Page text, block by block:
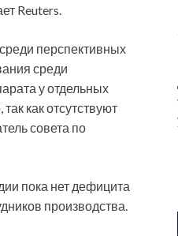
Reuters.
перспективных
среди
у отдельных
как отсутствуют
совета по
пока нет дефицита
производства.